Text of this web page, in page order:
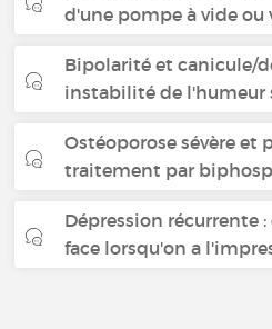
d'une pompe à vide ou
Bipolarité et canicule/
instabilité de l'humeur
Ostéoporose sévère et
traitement par
Dépression récurrente
face lorsqu'on a